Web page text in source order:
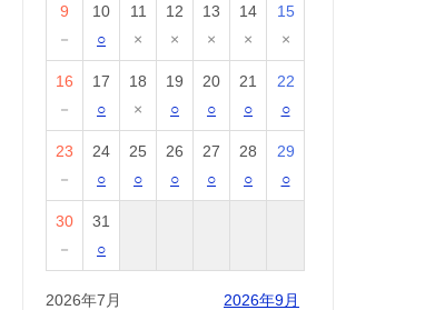
9
－
10
○
11
×
12
×
13
×
14
×
15
×
16
－
17
○
18
×
19
○
20
○
21
○
22
○
23
－
24
○
25
○
26
○
27
○
28
○
29
○
30
－
31
○
2026年7月 2026年9月